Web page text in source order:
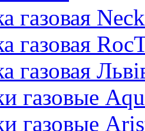
газовая
газовая
газовая
газовые
газовые